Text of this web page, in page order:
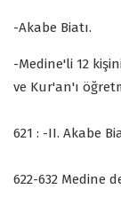
-Akabe Biatı.
-Medine'li 12
ve Kur'an'ı
621 : -II. Akabe
622-632 Medine